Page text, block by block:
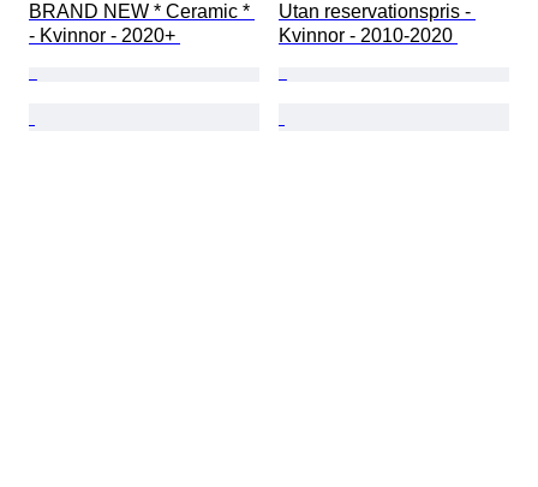
BRAND NEW * Ceramic *
- Kvinnor - 2020+
Utan reservationspris -
Kvinnor - 2010-2020